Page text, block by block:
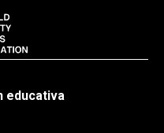
educativa